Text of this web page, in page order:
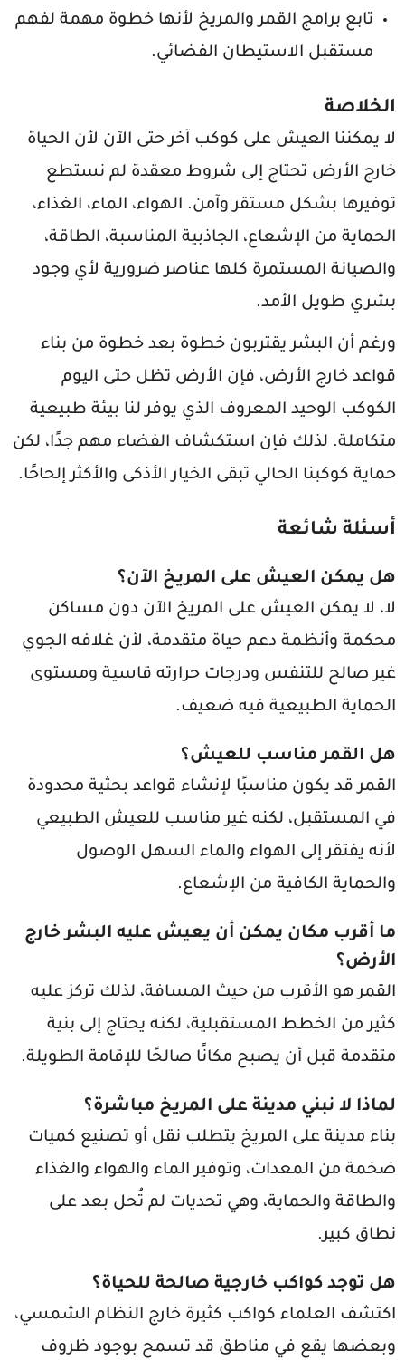
تابع برامج القمر والمريخ لأنها خطوة مهمة لفهم
مستقبل الاستيطان الفضائي.
الخلاصة
لا يمكننا العيش على كوكب آخر حتى الآن لأن الحياة
خارج الأرض تحتاج إلى شروط معقدة لم نستطع
توفيرها بشكل مستقر وآمن. الهواء، الماء، الغذاء،
الحماية من الإشعاع، الجاذبية المناسبة، الطاقة،
والصيانة المستمرة كلها عناصر ضرورية لأي وجود
بشري طويل الأمد.
ورغم أن البشر يقتربون خطوة بعد خطوة من بناء
قواعد خارج الأرض، فإن الأرض تظل حتى اليوم
الكوكب الوحيد المعروف الذي يوفر لنا بيئة طبيعية
متكاملة. لذلك فإن استكشاف الفضاء مهم جدًا، لكن
حماية كوكبنا الحالي تبقى الخيار الأذكى والأكثر إلحاحًا.
أسئلة شائعة
هل يمكن العيش على المريخ الآن؟
لا، لا يمكن العيش على المريخ الآن دون مساكن
محكمة وأنظمة دعم حياة متقدمة، لأن غلافه الجوي
غير صالح للتنفس ودرجات حرارته قاسية ومستوى
الحماية الطبيعية فيه ضعيف.
هل القمر مناسب للعيش؟
القمر قد يكون مناسبًا لإنشاء قواعد بحثية محدودة
في المستقبل، لكنه غير مناسب للعيش الطبيعي
لأنه يفتقر إلى الهواء والماء السهل الوصول
والحماية الكافية من الإشعاع.
ما أقرب مكان يمكن أن يعيش عليه البشر خارج
الأرض؟
القمر هو الأقرب من حيث المسافة، لذلك تركز عليه
كثير من الخطط المستقبلية، لكنه يحتاج إلى بنية
متقدمة قبل أن يصبح مكانًا صالحًا للإقامة الطويلة.
لماذا لا نبني مدينة على المريخ مباشرة؟
بناء مدينة على المريخ يتطلب نقل أو تصنيع كميات
ضخمة من المعدات، وتوفير الماء والهواء والغذاء
والطاقة والحماية، وهي تحديات لم تُحل بعد على
نطاق كبير.
هل توجد كواكب خارجية صالحة للحياة؟
اكتشف العلماء كواكب كثيرة خارج النظام الشمسي،
وبعضها يقع في مناطق قد تسمح بوجود ظروف